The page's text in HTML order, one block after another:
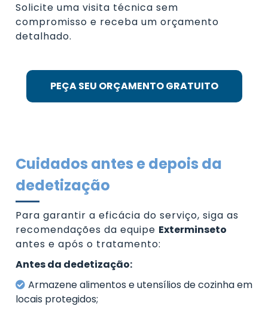
Solicite uma visita técnica sem
compromisso e receba um orçamento
detalhado.
PEÇA SEU ORÇAMENTO GRATUITO
Cuidados antes e depois da
dedetização
Para garantir a eficácia do serviço, siga as
recomendações da equipe Exterminseto
antes e após o tratamento:
Antes da dedetização:
Armazene alimentos e utensílios de cozinha em
locais protegidos;